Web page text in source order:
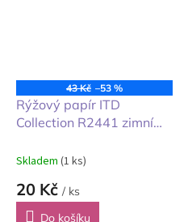
43 Kč –53 %
Rýžový papír ITD
Collection R2441 zimní
Skladem (1 ks)
20 Kč / ks
Do košíku